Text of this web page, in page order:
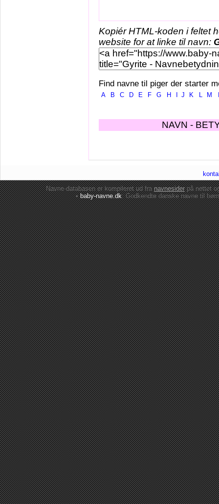
Kopiér HTML-koden i feltet
website for at linke til navn:
Find navne til piger der starter
A B C D E F G H J K L M
NAVN -
Navne-databasen er kompileret ud franavnesiderpå nettet
•baby-navne.dk: Godkendte danskenavne til børn